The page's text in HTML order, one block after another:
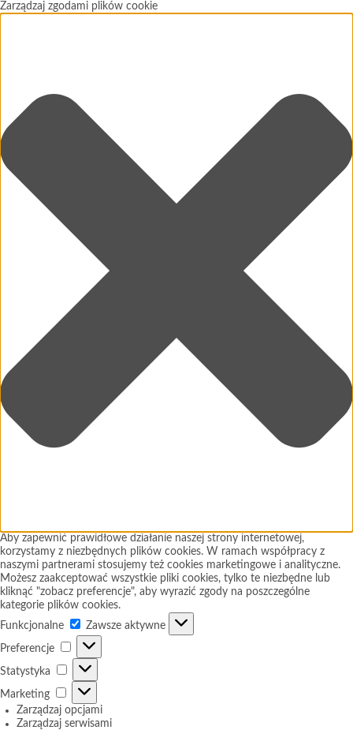
Zarządzaj zgodami plików cookie
Aby zapewnić prawidłowe działanie naszej strony internetowej,
korzystamy z niezbędnych plików cookies. W ramach współpracy z
naszymi partnerami stosujemy też cookies marketingowe i analityczne.
Możesz zaakceptować wszystkie pliki cookies, tylko te niezbędne lub
kliknąć "zobacz preferencje", aby wyrazić zgody na poszczególne
kategorie plików cookies.
Funkcjonalne
Zawsze aktywne
Preferencje
Preferencje
Statystyka
Statystyka
Marketing
Marketing
Zarządzaj opcjami
Zarządzaj serwisami